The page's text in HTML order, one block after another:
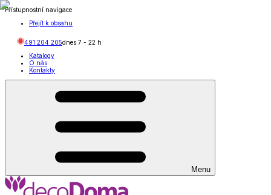
Přístupnostní navigace
Přejít k obsahu
491 204 205dnes 7 - 22 h
Katalogy
O nás
Kontakty
Menu